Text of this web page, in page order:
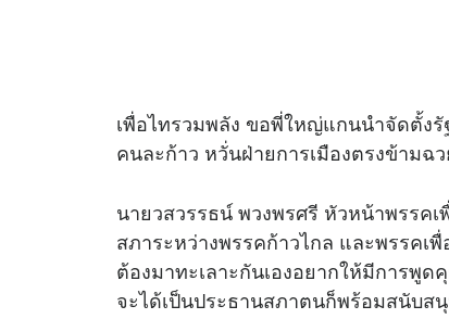
เพื่อไทรวมพลัง ขอพี่ใหญ่แกนนำจัดตั้งรั
คนละก้าว หวั่นฝ่ายการเมืองตรงข้าม
นายวสวรรธน์ พวงพรศรี หัวหน้าพรรค
สภาระหว่างพรรคก้าวไกล และพรรคเ
ต้องมาทะเลาะกันเองอยากให้มีการพู
จะได้เป็นประธานสภาตนก็พร้อมสนับส